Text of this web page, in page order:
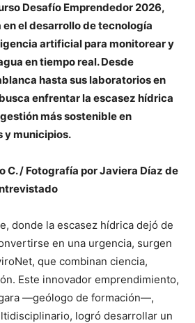
Desafío Emprendedor 2026,
en el desarrollo de tecnología
artificial para monitorear y
en tiempo real. Desde
hasta sus laboratorios en
busca enfrentar la escasez hídrica
más sostenible en
y municipios.
C. / Fotografía por Javiera Díaz de
donde la escasez hídrica dejó de
en una urgencia, surgen
que combinan ciencia,
Este innovador emprendimiento,
—geólogo de formación—,
logró desarrollar un